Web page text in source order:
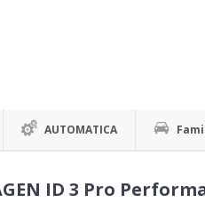
AUTOMATICA
ID 3 Pro